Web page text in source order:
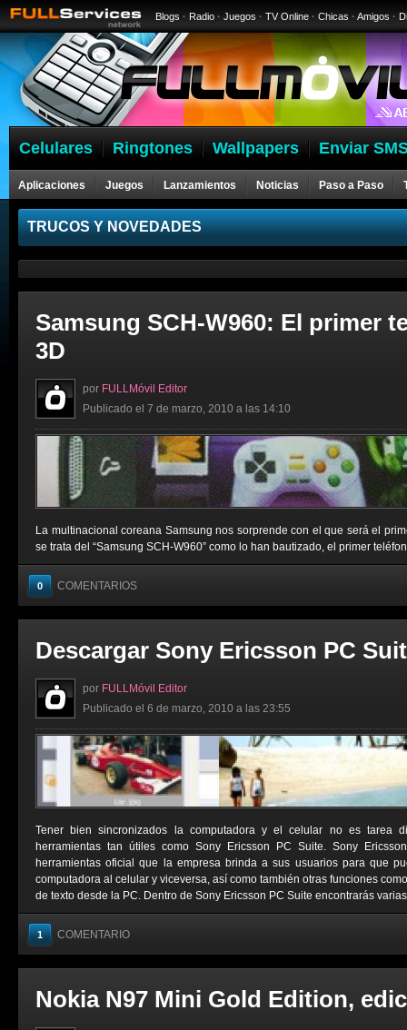
Blogs · Radio · Juegos · TV Online · Chicas · Amigos ·
Celulares Ringtones Wallpapers Enviar
Aplicaciones Juegos Lanzamientos Noticias Paso a Paso
Celulares
TRUCOS Y NOVEDADES
Samsung SCH-W960: El primer
3D
por FULLMóvil Editor
Publicado el 7 de marzo, 2010 a las 14:10
La multinacional coreana Samsung nos sorprende con el que será el
se trata del “Samsung SCH-W960” como lo han bautizado, el primer
0 COMENTARIOS
Descargar Sony Ericsson PC
por FULLMóvil Editor
Publicado el 6 de marzo, 2010 a las 23:55
Tener bien sincronizados la computadora y el celular no es tarea
herramientas tan útiles como Sony Ericsson PC Suite. Sony
herramientas oficial que la empresa brinda a sus usuarios para que
computadora al celular y viceversa, así como también otras funciones
de texto desde la PC. Dentro de Sony Ericsson PC Suite encontrarás
1 COMENTARIO
Nokia N97 Mini Gold Edition,